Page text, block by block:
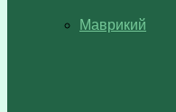
Маврикий